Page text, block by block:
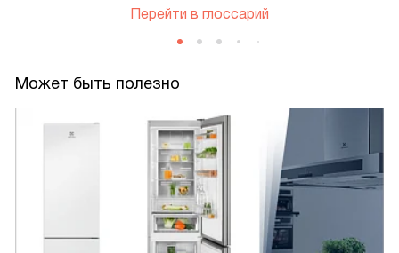
Перейти в глоссарий
Может быть полезно